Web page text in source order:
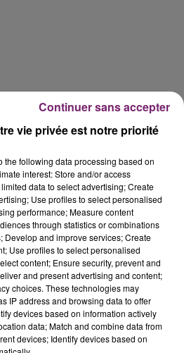
- Guinguette éphémère
!
vie privée est notre priorité
the following data processing based on
interest: Store and/or access
data to select advertising; Create
Use profiles to select personalised
performance; Measure content
through statistics or combinations
Develop and improve services; Create
Use profiles to select personalised
content; Ensure security, prevent and
and present advertising and content;
choices. These technologies may
IP address and browsing data to offer
devices based on information actively
data; Match and combine data from
devices; Identify devices based on
Continuer sans accepter